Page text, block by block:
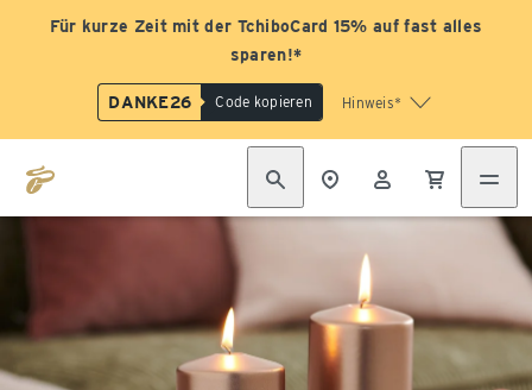
Für kurze Zeit mit der TchiboCard 15% auf fast alles
sparen!*
DANKE26 Code kopieren Hinweis*